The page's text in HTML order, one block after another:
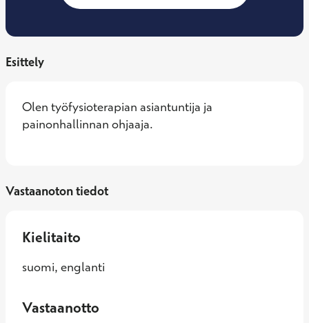
Esittely
Olen työfysioterapian asiantuntija ja
painonhallinnan ohjaaja.
Vastaanoton tiedot
Kielitaito
suomi, englanti
Vastaanotto